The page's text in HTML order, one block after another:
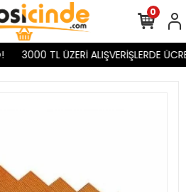
3000 TL ÜZERİ ALIŞVERİŞLERDE
0